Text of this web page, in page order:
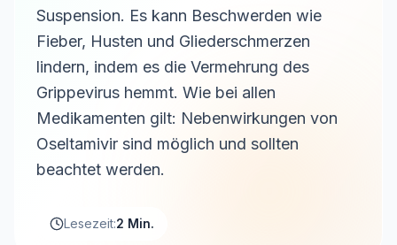
Suspension. Es kann Beschwerden wie
Fieber, Husten und Gliederschmerzen
lindern, indem es die Vermehrung des
Grippevirus hemmt. Wie bei allen
Medikamenten gilt: Nebenwirkungen von
Oseltamivir sind möglich und sollten
beachtet werden.
Lesezeit:2 Min.